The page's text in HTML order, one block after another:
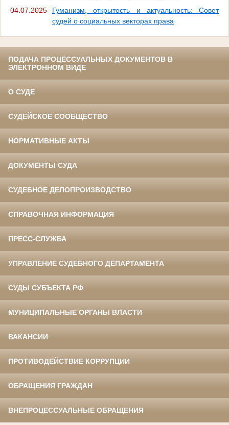
04.07.2025
Гуманизм, открытость и актуальность: Совет
судей о социальных векторах права
ПОДАЧА ПРОЦЕССУАЛЬНЫХ ДОКУМЕНТОВ В
ЭЛЕКТРОННОМ ВИДЕ
О СУДЕ
СУДЕЙСКОЕ СООБЩЕСТВО
НОРМАТИВНЫЕ АКТЫ
ДОКУМЕНТЫ СУДА
СУДЕБНОЕ ДЕЛОПРОИЗВОДСТВО
СПРАВОЧНАЯ ИНФОРМАЦИЯ
ПРЕСС-СЛУЖБА
УПРАВЛЕНИЕ СУДЕБНОГО ДЕПАРТАМЕНТА
СУДЫ СУБЪЕКТА РФ
МУНИЦИПАЛЬНЫЕ ОРГАНЫ ВЛАСТИ
ВАКАНСИИ
ПРОТИВОДЕЙСТВИЕ КОРРУПЦИИ
ОБРАЩЕНИЯ ГРАЖДАН
ВНЕПРОЦЕССУАЛЬНЫЕ ОБРАЩЕНИЯ